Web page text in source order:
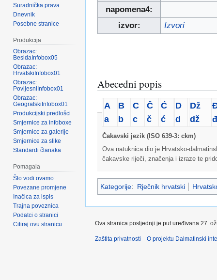
napomena4:
izvor:
Izvori
Abecedni popis
A
a
B
b
C
c
Č
č
Ć
ć
D
d
Dž
dž
đ
Čakavski jezik (ISO 639-3: ckm)
Ova natuknica dio je Hrvatsko-
čakavske riječi, značenja i izraze te
Kategorije: Rječnik hrvatski
Suradnička prava
Dnevnik
Posebne stranice
Produkcija
Obrazac:
BesidaInfobox05
Obrazac:
HrvatskiInfobox01
Obrazac:
PovijesniInfobox01
Obrazac:
GeografskiInfobox01
Produkcijski predlošci
Smjernice za infoboxe
Smjernice za galerije
Smjernice za slike
Standardi članaka
Pomagala
Što vodi ovamo
Povezane promjene
Inačica za ispis
Trajna poveznica
Podatci o stranici
Citiraj ovu stranicu
Ova stranica posljednji je put uređivana 27.
Zaštita privatnosti O projektu Dalmatinski